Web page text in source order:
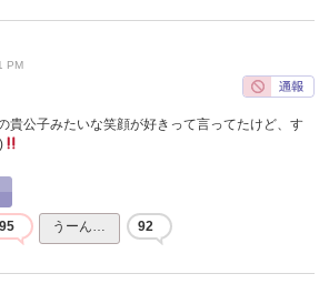
PM
貴公子みたいな笑顔が好きって言ってたけど、す
うーん… 92